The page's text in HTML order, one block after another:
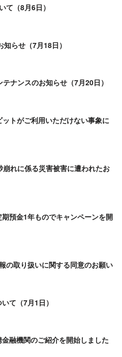
て（8月6日）
知らせ（7月18日）
ナンスのお知らせ（7月20日）
トがご利用いただけない事象に
れに係る災害被害に遭われたお
預金1年ものでキャンペーンを開
の取り扱いに関する同意のお願い
て（7月1日）
融機関のご紹介を開始しました